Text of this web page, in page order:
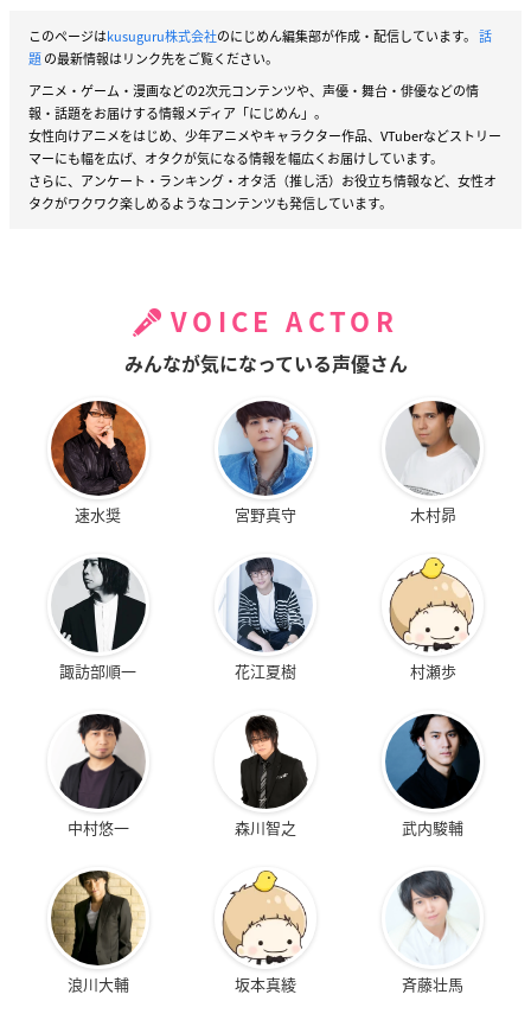
このページはkusuguru株式会社のにじめん編集部が作成・配信しています。 話
題の最新情報はリンク先をご覧ください。
アニメ・ゲーム・漫画などの2次元コンテンツや、声優・舞台・俳優などの情
報・話題をお届けする情報メディア「にじめん」。
女性向けアニメをはじめ、少年アニメやキャラクター作品、VTuberなどストリー
マーにも幅を広げ、オタクが気になる情報を幅広くお届けしています。
さらに、アンケート・ランキング・オタ活（推し活）お役立ち情報など、女性オ
タクがワクワク楽しめるようなコンテンツも発信しています。
VOICE ACTOR
みんなが気になっている声優さん
速水奨 宮野真守 木村昴
諏訪部順一 花江夏樹 村瀬歩
中村悠一 森川智之 武内駿輔
浪川大輔 坂本真綾 斉藤壮馬